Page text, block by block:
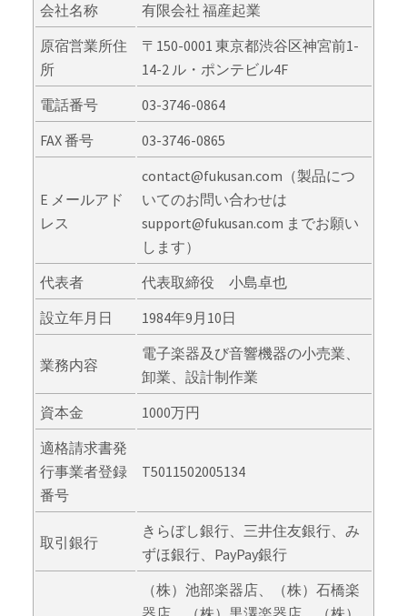
会社名称
有限会社 福産起業
原宿営業所住
所
〒150-0001 東京都渋谷区神宮前1-
14-2 ル・ポンテビル4F
電話番号
03-3746-0864
FAX 番号
03-3746-0865
E メールアド
レス
contact@fukusan.com（製品につ
いてのお問い合わせは
support@fukusan.com までお願い
します）
代表者
代表取締役 小島卓也
設立年月日
1984年9月10日
業務内容
電子楽器及び音響機器の小売業、
卸業、設計制作業
資本金
1000万円
適格請求書発
行事業者登録
番号
T5011502005134
取引銀行
きらぼし銀行、三井住友銀行、み
ずほ銀行、PayPay銀行
（株）池部楽器店、（株）石橋楽